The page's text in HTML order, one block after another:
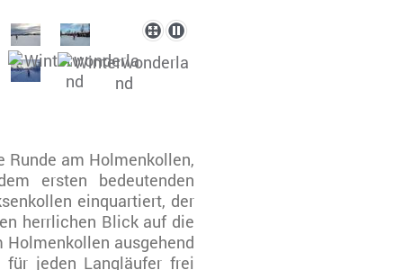
Runde am Holmenkollen,
ersten bedeutenden
einquartiert, der
herrlichen Blick auf die
Holmenkollen ausgehend
jeden Langläufer frei